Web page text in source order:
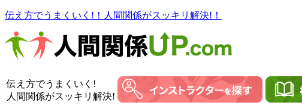
伝え方でうまくいく!！人間関係がスッキリ解決!！
伝え方でうまくいく!
人間関係がスッキリ解決!